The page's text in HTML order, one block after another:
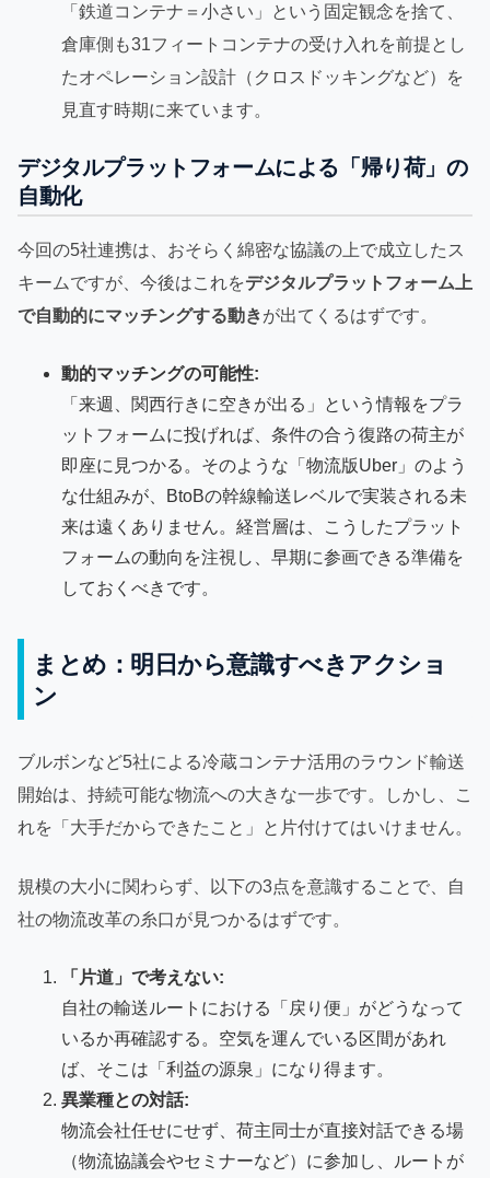
「鉄道コンテナ＝小さい」という固定観念を捨て、
倉庫側も31フィートコンテナの受け入れを前提とし
たオペレーション設計（クロスドッキングなど）を
見直す時期に来ています。
デジタルプラットフォームによる「帰り荷」の
自動化
今回の5社連携は、おそらく綿密な協議の上で成立したス
キームですが、今後はこれをデジタルプラットフォーム上
で自動的にマッチングする動きが出てくるはずです。
動的マッチングの可能性:
「来週、関西行きに空きが出る」という情報をプラ
ットフォームに投げれば、条件の合う復路の荷主が
即座に見つかる。そのような「物流版Uber」のよう
な仕組みが、BtoBの幹線輸送レベルで実装される未
来は遠くありません。経営層は、こうしたプラット
フォームの動向を注視し、早期に参画できる準備を
しておくべきです。
まとめ：明日から意識すべきアクショ
ン
ブルボンなど5社による冷蔵コンテナ活用のラウンド輸送
開始は、持続可能な物流への大きな一歩です。しかし、こ
れを「大手だからできたこと」と片付けてはいけません。
規模の大小に関わらず、以下の3点を意識することで、自
社の物流改革の糸口が見つかるはずです。
「片道」で考えない:
自社の輸送ルートにおける「戻り便」がどうなって
いるか再確認する。空気を運んでいる区間があれ
ば、そこは「利益の源泉」になり得ます。
異業種との対話:
物流会社任せにせず、荷主同士が直接対話できる場
（物流協議会やセミナーなど）に参加し、ルートが